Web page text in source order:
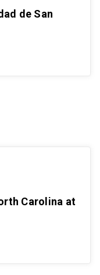
de San
Carolina at